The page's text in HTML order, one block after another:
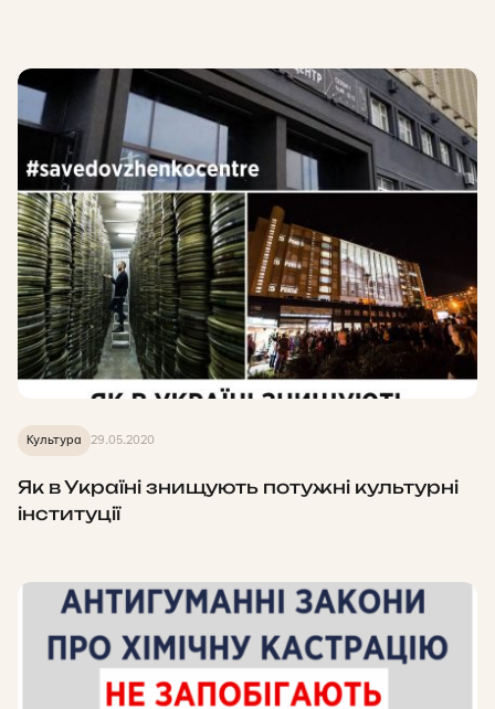
Культура 29.05.2020
Як в Україні знищують потужні культурні
інституції